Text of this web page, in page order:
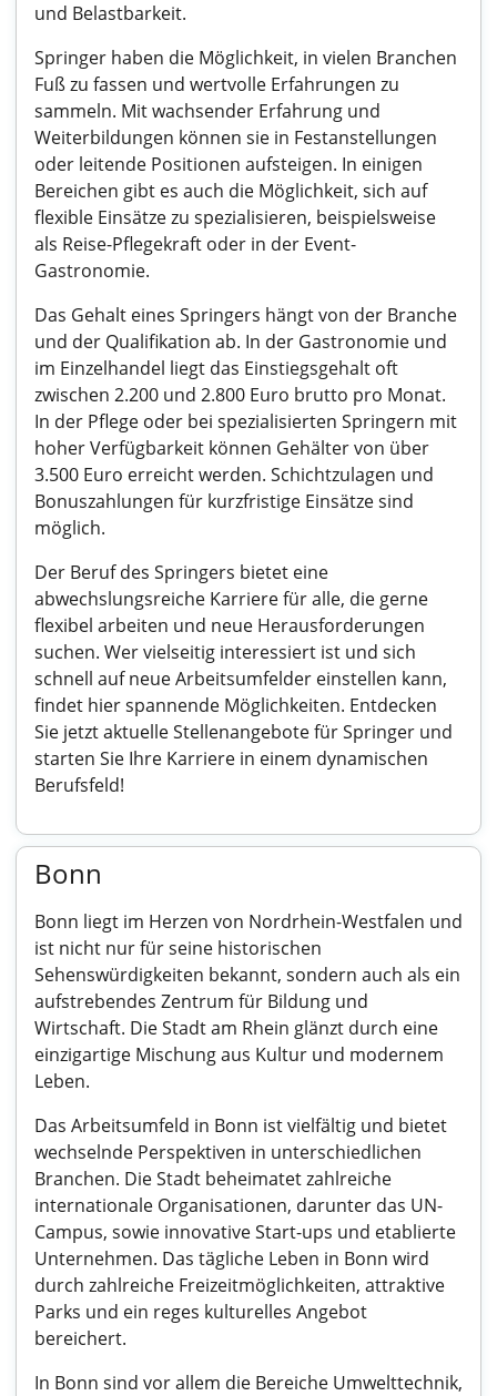
und Belastbarkeit.
Springer haben die Möglichkeit, in vielen Branchen
Fuß zu fassen und wertvolle Erfahrungen zu
sammeln. Mit wachsender Erfahrung und
Weiterbildungen können sie in Festanstellungen
oder leitende Positionen aufsteigen. In einigen
Bereichen gibt es auch die Möglichkeit, sich auf
flexible Einsätze zu spezialisieren, beispielsweise
als Reise-Pflegekraft oder in der Event-
Gastronomie.
Das Gehalt eines Springers hängt von der Branche
und der Qualifikation ab. In der Gastronomie und
im Einzelhandel liegt das Einstiegsgehalt oft
zwischen 2.200 und 2.800 Euro brutto pro Monat.
In der Pflege oder bei spezialisierten Springern mit
hoher Verfügbarkeit können Gehälter von über
3.500 Euro erreicht werden. Schichtzulagen und
Bonuszahlungen für kurzfristige Einsätze sind
möglich.
Der Beruf des Springers bietet eine
abwechslungsreiche Karriere für alle, die gerne
flexibel arbeiten und neue Herausforderungen
suchen. Wer vielseitig interessiert ist und sich
schnell auf neue Arbeitsumfelder einstellen kann,
findet hier spannende Möglichkeiten. Entdecken
Sie jetzt aktuelle Stellenangebote für Springer und
starten Sie Ihre Karriere in einem dynamischen
Berufsfeld!
Bonn
Bonn liegt im Herzen von Nordrhein-Westfalen und
ist nicht nur für seine historischen
Sehenswürdigkeiten bekannt, sondern auch als ein
aufstrebendes Zentrum für Bildung und
Wirtschaft. Die Stadt am Rhein glänzt durch eine
einzigartige Mischung aus Kultur und modernem
Leben.
Das Arbeitsumfeld in Bonn ist vielfältig und bietet
wechselnde Perspektiven in unterschiedlichen
Branchen. Die Stadt beheimatet zahlreiche
internationale Organisationen, darunter das UN-
Campus, sowie innovative Start-ups und etablierte
Unternehmen. Das tägliche Leben in Bonn wird
durch zahlreiche Freizeitmöglichkeiten, attraktive
Parks und ein reges kulturelles Angebot
bereichert.
In Bonn sind vor allem die Bereiche Umwelttechnik,